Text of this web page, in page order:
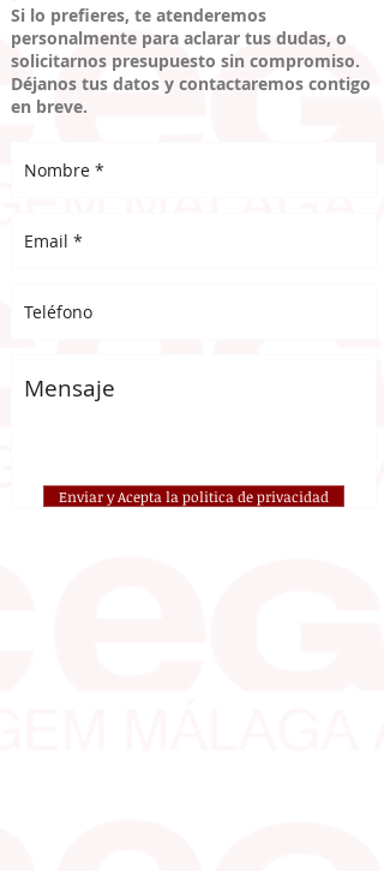
Si lo prefieres, te atenderemos
personalmente para aclarar tus dudas, o
solicitarnos presupuesto sin compromiso.
Déjanos tus datos y contactaremos contigo
en breve.
Enviar y Acepta la politica de privacidad